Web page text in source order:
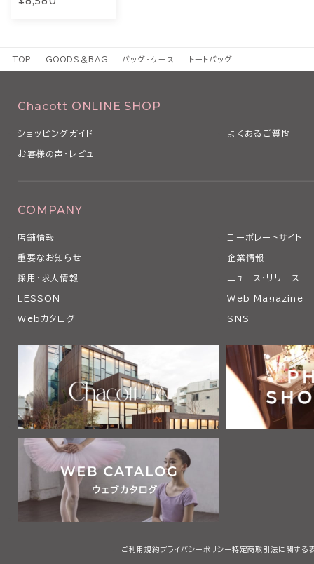
TOP GOODS＆BAG バッグ・ケース トートバッグ
Chacott ONLINE SHOP
ショッピングガイド よくあるご質問
お客様の声・レビュー
COMPANY
店舗情報 コーポレートサイト
重要なお知らせ 企業情報
採用・求人情報 ニュース・リリース
LESSON Web Magazine
Webカタログ SNS
ご利用規約プライバシーポリシー 特定商取引法に関する